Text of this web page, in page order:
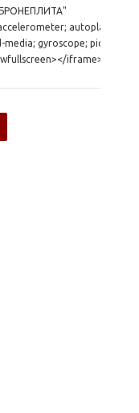
autoplay;
gyroscope; picture-
iframe>